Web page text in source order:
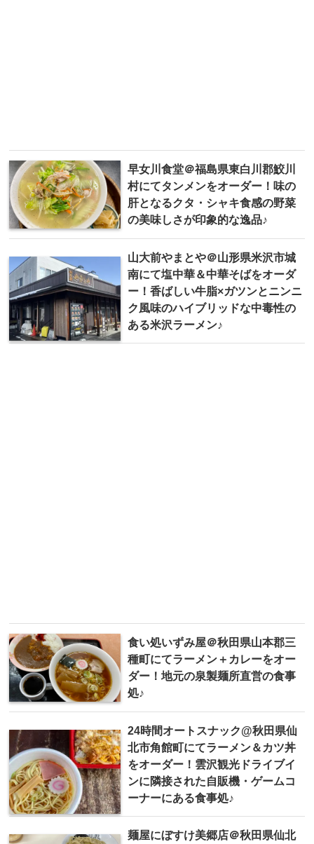
早女川食堂＠福島県東白川郡鮫川
村にてタンメンをオーダー！味の
肝となるクタ・シャキ食感の野菜
の美味しさが印象的な逸品♪
山大前やまとや＠山形県米沢市城
南にて塩中華＆中華そばをオーダ
ー！香ばしい牛脂×ガツンとニンニ
ク風味のハイブリッドな中毒性の
ある米沢ラーメン♪
食い処いずみ屋＠秋田県山本郡三
種町にてラーメン＋カレーをオー
ダー！地元の泉製麺所直営の食事
処♪
24時間オートスナック@秋田県仙
北市角館町にてラーメン＆カツ丼
をオーダー！雲沢観光ドライブイ
ンに隣接された自販機・ゲームコ
ーナーにある食事処♪
麺屋にぼすけ美郷店＠秋田県仙北